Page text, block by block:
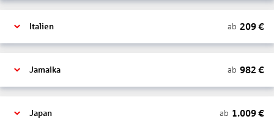
Italien ab 209€
Jamaika ab 982 €
Japan ab 1.009€